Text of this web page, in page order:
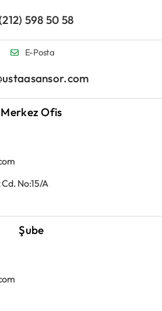
598 50 58
E-Posta
Merkez Ofis
No:15/A
Şube